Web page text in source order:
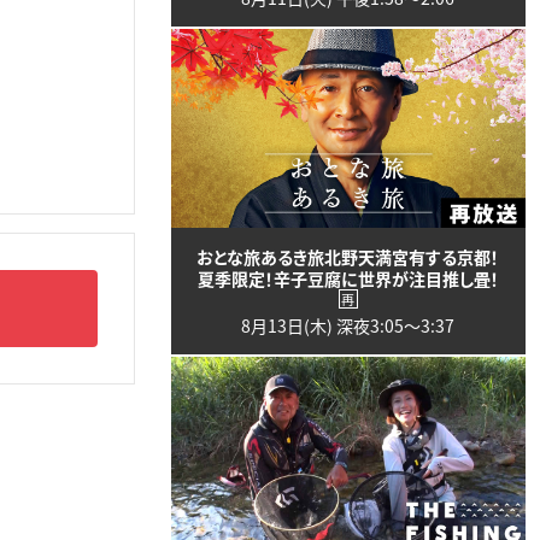
おとな旅あるき旅北野天満宮有する京都！
夏季限定！辛子豆腐に世界が注目推し畳！
再
8月13日(木) 深夜3:05〜3:37